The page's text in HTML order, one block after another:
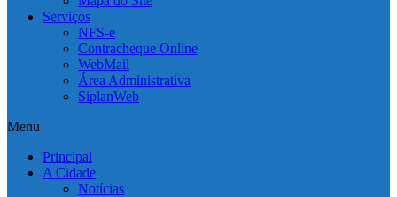
Serviços
NFS-e
Contracheque Online
WebMail
Área Administrativa
SiplanWeb
Menu
Principal
A Cidade
Notícias